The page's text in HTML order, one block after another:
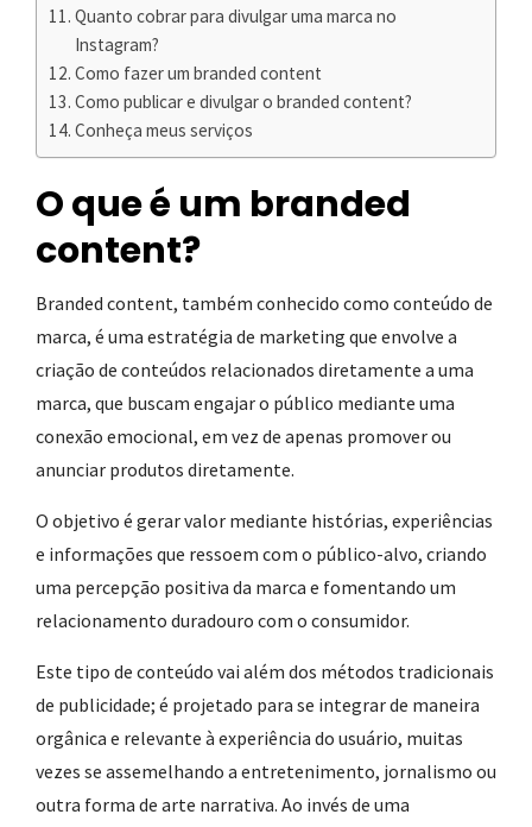
Quanto cobrar para divulgar uma marca no
Instagram?
Como fazer um branded content
Como publicar e divulgar o branded content?
Conheça meus serviços
O que é um branded
content?
Branded content, também conhecido como conteúdo de
marca, é uma estratégia de marketing que envolve a
criação de conteúdos relacionados diretamente a uma
marca, que buscam engajar o público mediante uma
conexão emocional, em vez de apenas promover ou
anunciar produtos diretamente.
O objetivo é gerar valor mediante histórias, experiências
e informações que ressoem com o público-alvo, criando
uma percepção positiva da marca e fomentando um
relacionamento duradouro com o consumidor.
Este tipo de conteúdo vai além dos métodos tradicionais
de publicidade; é projetado para se integrar de maneira
orgânica e relevante à experiência do usuário, muitas
vezes se assemelhando a entretenimento, jornalismo ou
outra forma de arte narrativa. Ao invés de uma